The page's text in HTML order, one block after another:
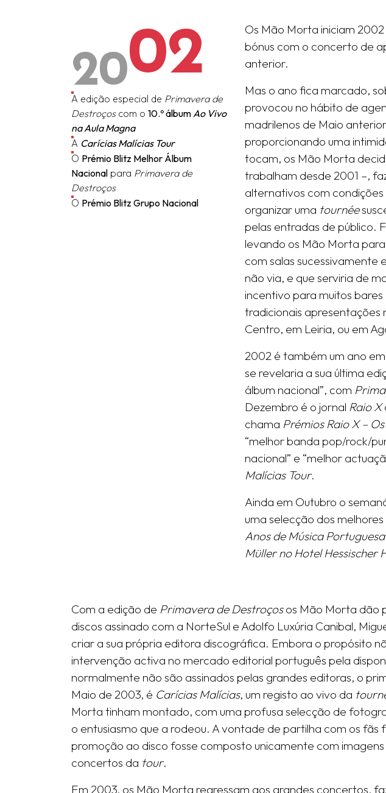
2002
A edição especial de Primavera de
Destroçoscom o 10.º álbumAo Vivo
na Aula Magna
A Carícias Malícias Tour
O Prémio Blitz Melhor Álbum
Nacional para Primavera de
Destroços
O Prémio Blitz Grupo Nacional
Os Mão Morta iniciam
bónus com o concerto de
anterior.
Mas o ano fica marcado,
provocou no hábito de
madrilenos de Maio
proporcionando uma
tocam, os Mão Morta
trabalham desde 2001 –,
alternativos com
organizar uma tournée
pelas entradas de público.
levando os Mão Morta
com salas sucessivamente
não via, e que serviria de
incentivo para muitos
tradicionais apresentações
Centro, em Leiria, ou em
2002 é também um ano
se revelaria a sua última
álbum nacional”, com
Dezembro é o jornal Raio X
chama Prémios Raio X –
“melhor banda pop/rock/
nacional” e “melhor
Malícias Tour.
Ainda em Outubro o
uma selecção dos
Anos de Música Portuguesa
Müller no Hotel Hessischer
Com a edição de Primavera de Destroçosos Mão Morta dão
discos assinado com a NorteSul e Adolfo Luxúria Canibal,
criar a sua própria editora discográfica. Embora o propósito
intervenção activa no mercado editorial português pela
normalmente não são assinados pelas grandes editoras, o
Maio de 2003, é Carícias Malícias, um registo ao vivo da
Morta tinham montado, com uma profusa selecção de
o entusiasmo que a rodeou. A vontade de partilha com os fãs
promoção ao disco fosse composto unicamente com
concertos da tour.
Em 2003, os Mão Morta regressam aos grandes concertos,